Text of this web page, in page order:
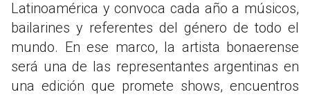
Latinoamérica y convoca cada año a músicos,
bailarines y referentes del género de todo el
mundo. En ese marco, la artista bonaerense
será una de las representantes argentinas en
una edición que promete shows, encuentros